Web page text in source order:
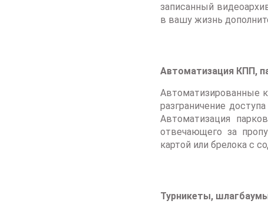
записанный
в вашу жизнь
Автоматизация КПП,
Автоматизированные
разграничение
Автоматизация
отвечающего за
картой или брелока с
Турникеты,